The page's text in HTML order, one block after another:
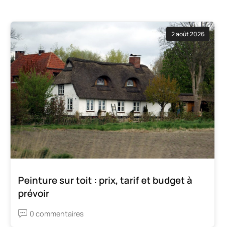
2 août 2026
Peinture sur toit : prix, tarif et budget à
prévoir
0 commentaires